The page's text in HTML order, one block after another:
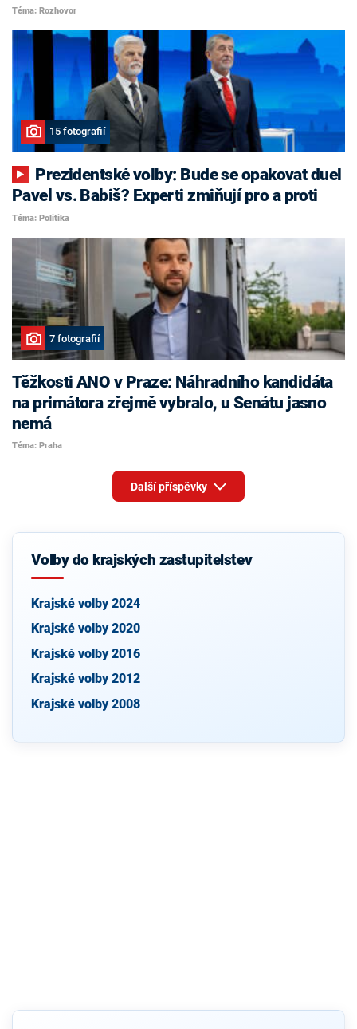
Téma: Rozhovor
15 fotografií
Pavel vs. Babiš? Experti zmiňují pro a proti
Téma: Politika
7 fotografií
Těžkosti ANO v Praze: Náhradního kandidáta
na primátora zřejmě vybralo, u Senátu jasno
nemá
Téma: Praha
Další příspěvky
Volby do krajských zastupitelstev
Krajské volby 2024
Krajské volby 2020
Krajské volby 2016
Krajské volby 2012
Krajské volby 2008